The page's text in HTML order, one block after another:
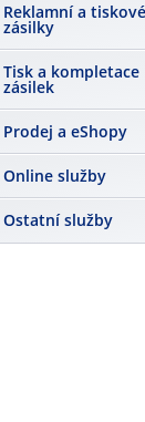
Reklamní a tiskové
zásilky
Tisk a kompletace
zásilek
Prodej a eShopy
Online služby
Ostatní služby